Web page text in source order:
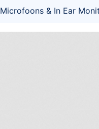
Microfoons & In Ear